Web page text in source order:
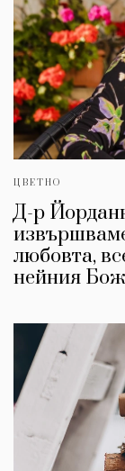
ЦВЕТНО
Д-р
любовта,
нейния